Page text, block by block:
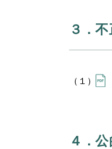
３．
（１）
４．